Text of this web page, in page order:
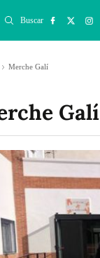
Buscar
Merche Galí
Galí